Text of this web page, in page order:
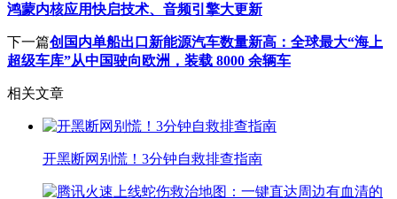
鸿蒙内核应用快启技术、音频引擎大更新
下一篇创国内单船出口新能源汽车数量新高：全球最大“海上
超级车库”从中国驶向欧洲，装载 8000 余辆车
相关文章
开黑断网别慌！3分钟自救排查指南